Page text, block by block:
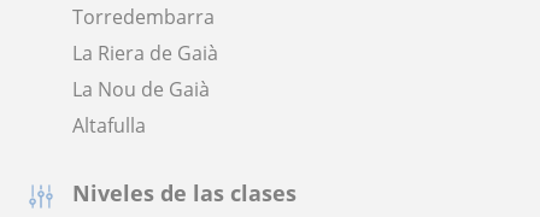
Torredembarra
La Riera de Gaià
La Nou de Gaià
Altafulla
Niveles de las clases